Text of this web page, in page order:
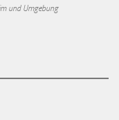
und Umgebung